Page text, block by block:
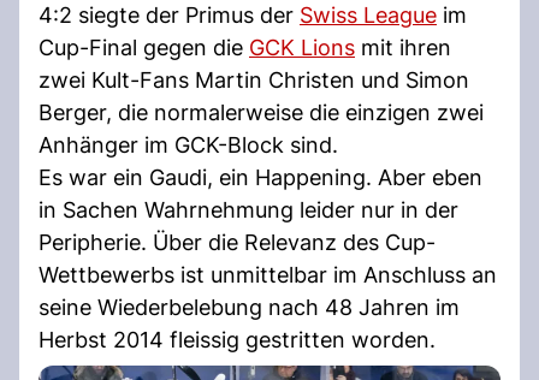
4:2 siegte der Primus der Swiss League im
Cup-Final gegen die GCK Lions mit ihren
zwei Kult-Fans Martin Christen und Simon
Berger, die normalerweise die einzigen zwei
Anhänger im GCK-Block sind.
Es war ein Gaudi, ein Happening. Aber eben
in Sachen Wahrnehmung leider nur in der
Peripherie. Über die Relevanz des Cup-
Wettbewerbs ist unmittelbar im Anschluss an
seine Wiederbelebung nach 48 Jahren im
Herbst 2014 fleissig gestritten worden.